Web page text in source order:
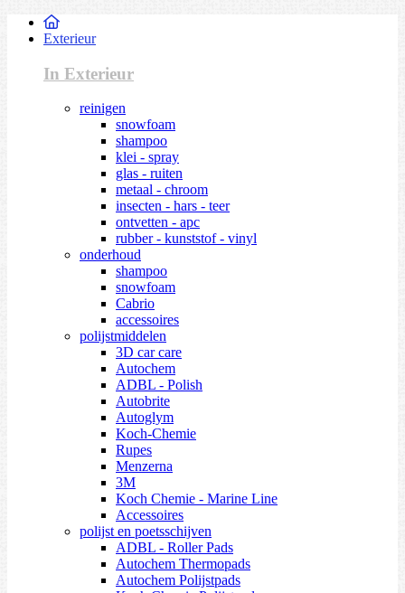
Exterieur
In Exterieur
reinigen
snowfoam
shampoo
klei - spray
glas - ruiten
metaal - chroom
insecten - hars - teer
ontvetten - apc
rubber - kunststof - vinyl
onderhoud
shampoo
snowfoam
Cabrio
accessoires
polijstmiddelen
3D car care
Autochem
ADBL - Polish
Autobrite
Autoglym
Koch-Chemie
Rupes
Menzerna
3M
Koch Chemie - Marine Line
Accessoires
polijst en poetsschijven
ADBL - Roller Pads
Autochem Thermopads
Autochem Polijstpads